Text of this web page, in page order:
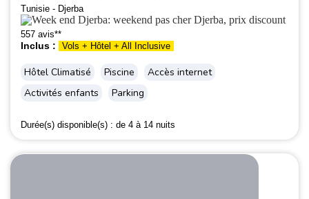
Tunisie - Djerba
557 avis**
Inclus : Vols + Hôtel + All Inclusive
Hôtel Climatisé Piscine
Accès internet
Activités enfants
Parking
Durée(s) disponible(s) : de 4 à 14 nuits